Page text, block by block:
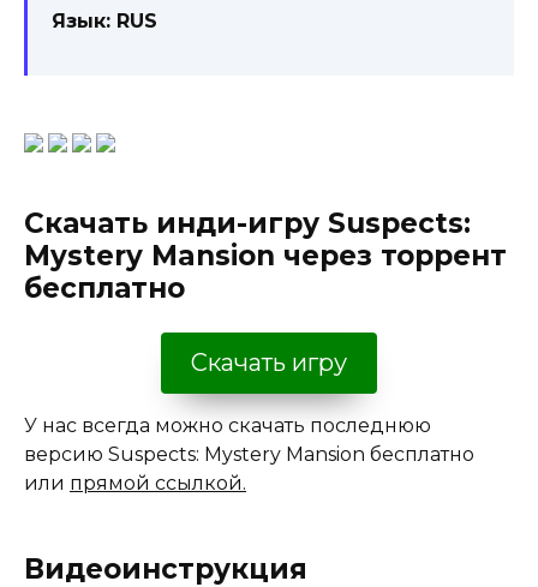
Язык: RUS
Скачать инди-игру Suspects:
Mystery Mansion через торрент
бесплатно
Скачать игру
У нас всегда можно скачать последнюю
версию Suspects: Mystery Mansion бесплатно
или прямой ссылкой.
Видеоинструкция